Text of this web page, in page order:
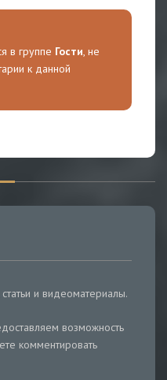
в группе Гости, не
к данной
и видеоматериалы.
возможность
комментировать